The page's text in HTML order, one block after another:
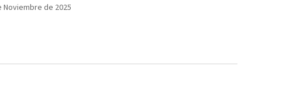
Noviembre de 2025